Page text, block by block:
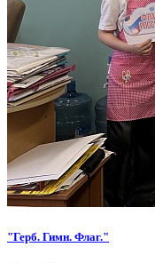
"Герб. Гимн. Флаг."